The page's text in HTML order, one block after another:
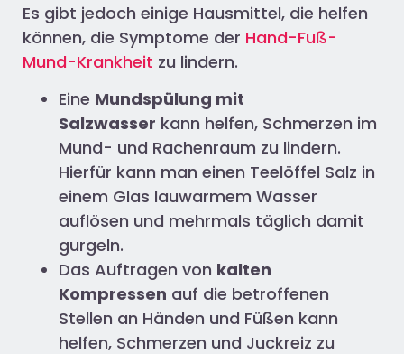
Es gibt jedoch einige Hausmittel, die helfen
können, die Symptome der Hand-Fuß-
Mund-Krankheit zu lindern.
Eine Mundspülung mit
Salzwasser kann helfen, Schmerzen im
Mund- und Rachenraum zu lindern.
Hierfür kann man einen Teelöffel Salz in
einem Glas lauwarmem Wasser
auflösen und mehrmals täglich damit
gurgeln.
Das Auftragen von kalten
Kompressen auf die betroffenen
Stellen an Händen und Füßen kann
helfen, Schmerzen und Juckreiz zu